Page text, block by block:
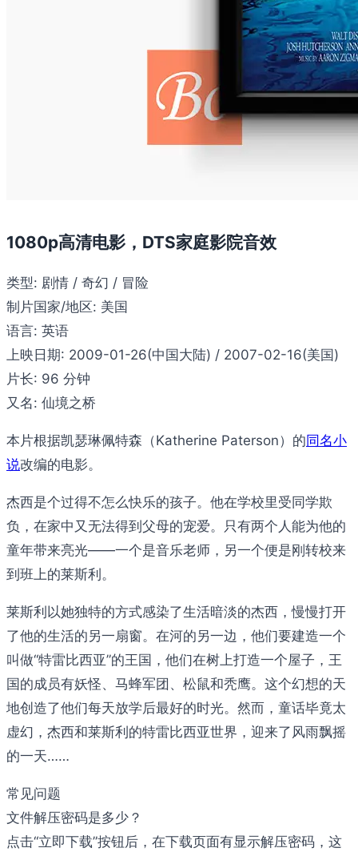
1080p高清电影，DTS家庭影院音效
类型: 剧情 / 奇幻 / 冒险
制片国家/地区: 美国
语言: 英语
上映日期: 2009-01-26(中国大陆) / 2007-02-16(美国)
片长: 96 分钟
又名: 仙境之桥
本片根据凯瑟琳佩特森（Katherine Paterson）的同名小
说改编的电影。
杰西是个过得不怎么快乐的孩子。他在学校里受同学欺
负，在家中又无法得到父母的宠爱。只有两个人能为他的
童年带来亮光——一个是音乐老师，另一个便是刚转校来
到班上的莱斯利。
莱斯利以她独特的方式感染了生活暗淡的杰西，慢慢打开
了他的生活的另一扇窗。在河的另一边，他们要建造一个
叫做“特雷比西亚”的王国，他们在树上打造一个屋子，王
国的成员有妖怪、马蜂军团、松鼠和秃鹰。这个幻想的天
地创造了他们每天放学后最好的时光。然而，童话毕竟太
虚幻，杰西和莱斯利的特雷比西亚世界，迎来了风雨飘摇
的一天……
常见问题
文件解压密码是多少？
点击“立即下载”按钮后，在下载页面有显示解压密码，这